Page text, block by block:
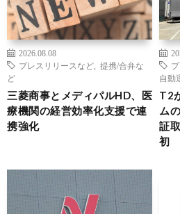
2026.08.08
プレスリリースなど
提携/合弁な
ど
三菱商事とメディパルHD、医
療機関の経営効率化支援で連
携強化
自動
T2
ム
証
初